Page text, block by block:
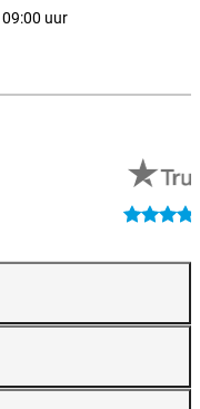
09:00 uur